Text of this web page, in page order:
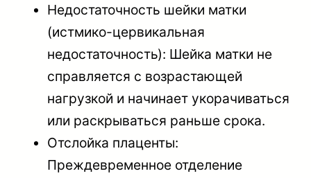
Недостаточность шейки матки
(истмико-цервикальная
недостаточность): Шейка матки не
справляется с возрастающей
нагрузкой и начинает укорачиваться
или раскрываться раньше срока.
Отслойка плаценты:
Преждевременное отделение